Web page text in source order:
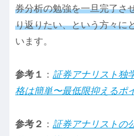
券分析の勉強を一旦完了さ
り返りたい、という方々に
います。
参考１ ： 証券アナリスト独
格は簡単〜最低限抑えるポ
参考２ ： 証券アナリストの